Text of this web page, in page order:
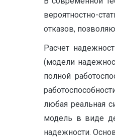
вероят­ностно-
отказов,
Расчет
(модели
полной
любая реальная
модель в виде
надежности.